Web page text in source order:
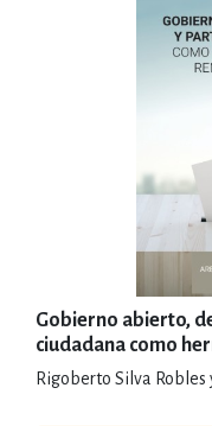
Gobierno abierto,
ciudadana como
cuentas
Rigoberto Silva Robles